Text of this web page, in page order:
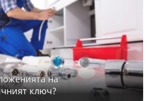
на
ключ?